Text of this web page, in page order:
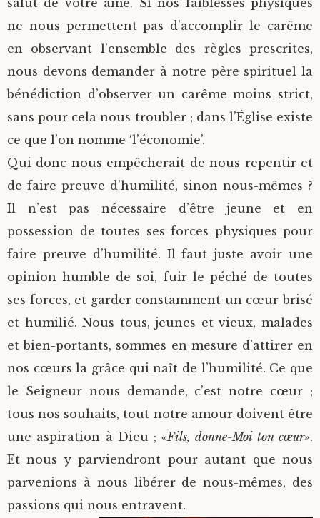
salut de votre âme. Si nos faiblesses physiques
ne nous permettent pas d’accomplir le carême
en observant l’ensemble des règles prescrites,
nous devons demander à notre père spirituel la
bénédiction d’observer un carême moins strict,
sans pour cela nous troubler ; dans l’Église existe
ce que l’on nomme ‘l’économie’.
Qui donc nous empêcherait de nous repentir et
de faire preuve d’humilité, sinon nous-mêmes ?
Il n’est pas nécessaire d’être jeune et en
possession de toutes ses forces physiques pour
faire preuve d’humilité. Il faut juste avoir une
opinion humble de soi, fuir le péché de toutes
ses forces, et garder constamment un cœur brisé
et humilié. Nous tous, jeunes et vieux, malades
et bien-portants, sommes en mesure d’attirer en
nos cœurs la grâce qui naît de l’humilité. Ce que
le Seigneur nous demande, c’est notre cœur ;
tous nos souhaits, tout notre amour doivent être
une aspiration à Dieu ;«Fils, donne-Moi ton cœur».
Et nous y parviendront pour autant que nous
parvenions à nous libérer de nous-mêmes, des
passions qui nous entravent.